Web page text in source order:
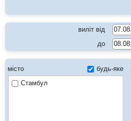
виліт від
до
місто
будь-яке
Стамбул